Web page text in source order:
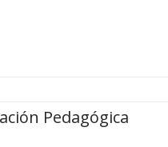
Pedagógica